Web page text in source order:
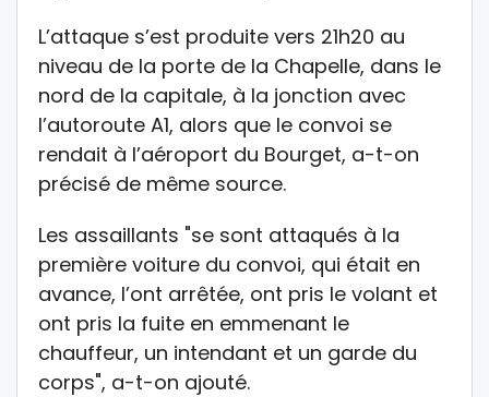
L’attaque s’est produite vers 21h20 au
niveau de la porte de la Chapelle, dans le
nord de la capitale, à la jonction avec
l’autoroute A1, alors que le convoi se
rendait à l’aéroport du Bourget, a-t-on
précisé de même source.
Les assaillants "se sont attaqués à la
première voiture du convoi, qui était en
avance, l’ont arrêtée, ont pris le volant et
ont pris la fuite en emmenant le
chauffeur, un intendant et un garde du
corps", a-t-on ajouté.